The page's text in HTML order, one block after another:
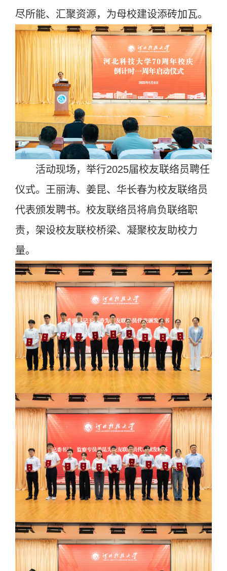
尽所能、汇聚资源，为母校建设添砖加瓦。
活动现场，举行2025届校友联络员聘任
仪式。王丽涛、姜昆、华长春为校友联络员
代表颁发聘书。校友联络员将肩负联络职
责，架设校友联校桥梁、凝聚校友助校力
量。